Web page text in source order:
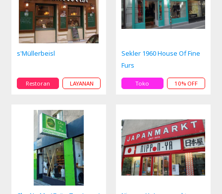
s'Müllerbeisl
Restoran LAYANAN
Sekler 1960 House Of Fine
Furs
Toko 10% OFF